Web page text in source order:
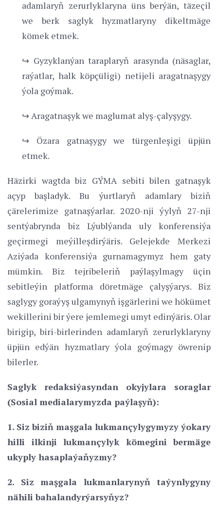
adamlaryň zerurlyklaryna üns berýän, täzeçil
we berk saglyk hyzmatlaryny dikeltmäge
kömek etmek.
↪ Gyzyklanýan taraplaryň arasynda (näsaglar,
raýatlar, halk köpçüligi) netijeli aragatnaşygy
ýola goýmak.
↪ Aragatnaşyk we maglumat alyş-çalyşygy.
↪ Özara gatnaşygy we türgenleşigi üpjün
etmek.
Häzirki wagtda biz GÝMA sebiti bilen gatnaşyk
açyp başladyk. Bu ýurtlaryň adamlary biziň
çärelerimize gatnaşýarlar. 2020-nji ýylyň 27-nji
sentýabrynda biz Lýublýanda uly konferensiýa
geçirmegi meýilleşdirýäris. Gelejekde Merkezi
Aziýada konferensiýa gurnamagymyz hem gaty
mümkin. Biz tejribeleriň paýlaşylmagy üçin
sebitleýin platforma döretmäge çalyşýarys. Biz
saglygy goraýyş ulgamynyň işgärlerini we hökümet
wekillerini bir ýere jemlemegi umyt edinýäris. Olar
birigip, biri-birlerinden adamlaryň zerurlyklaryny
üpjün edýän hyzmatlary ýola goýmagy öwrenip
bilerler.
Saglyk redaksiýasyndan okyjylara soraglar
(Sosial medialarymyzda paýlaşyň):
1. Siz biziň maşgala lukmançylygymyzy ýokary
hilli ilkinji lukmançylyk kömegini bermäge
ukyply hasaplaýaňyzmy?
2. Siz maşgala lukmanlarynyň taýynlygyny
nähili bahalandyrýarsyňyz?